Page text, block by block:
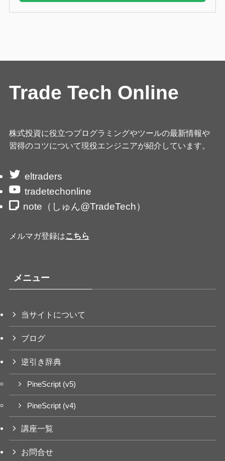
Trade Tech Online
株式投資に役立つプログラミングやツールの最新情報や
習得のコツについて現役エンジニアが紹介しています。
eltraders
tradetechonline
note（しゅん@TradeTech）
メルマガ登録はこちら
メニュー
当サイトについて
ブログ
逆引き辞典
PineScript (v5)
PineScript (v4)
講座一覧
お問合せ